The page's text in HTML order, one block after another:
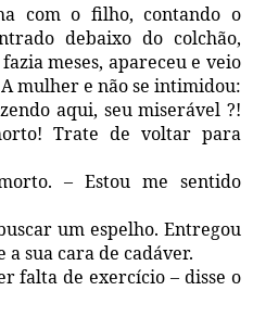
com o filho, contando o
debaixo do colchão,
meses, apareceu e veio
mulher e não se intimidou:
aqui, seu miserável ?!
Trate de voltar para
– Estou me sentido
um espelho. Entregou
sua cara de cadáver.
falta de exercício – disse o